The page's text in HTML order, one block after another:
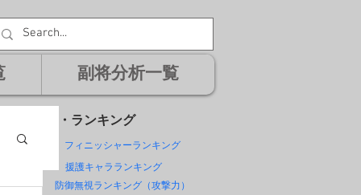
副将分析一覧
フィニッシャーランキング
援護キャラランキング
防御無視ランキング（攻撃力）
・ランキング